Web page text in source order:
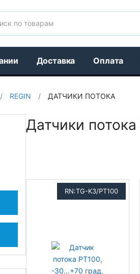
Доставка Оплата
/ REGIN / ДАТЧИКИ ПОТОКА
Датчики потока
RN:TG-K3/PT100